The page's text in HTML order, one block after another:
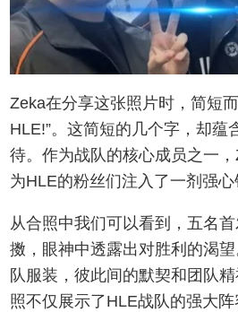
Zeka在分享这张照片时，简短
HLE!”。这简短的几个字，却蕴
待。作为战队的核心成员之一
为HLE的粉丝们注入了一剂强心
从合照中我们可以看到，五名
擞，眼神中透露出对胜利的渴
队服装，彼此间的默契和团队
照不仅展示了HLE战队的强大